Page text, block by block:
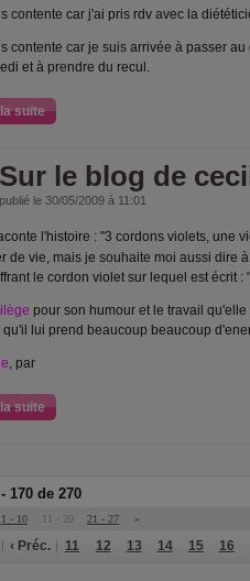
contente car j'ai pris rdv avec la
contente car je suis arrivée à passer
et à prendre du recul.
suite
Sur le blog de
publié le 30/05/2009 à 11:01
l'histoire : "3 cordons violets, une
de vie, mais je souhaite moi aussi dire
le cordon violet sur lequel est écrit
pour son humour et le travail
qu'il lui prend beaucoup beaucoup
, par
suite
170 de 270
1 - 10 11 - 20 21 - 27 »
‹ Préc. 11 12 13 14 15 16